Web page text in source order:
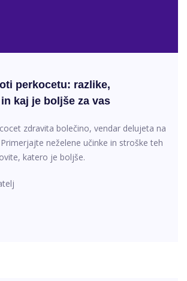
perkocetu: razlike,
kaj je boljše za vas
zdravita bolečino, vendar delujeta na
neželene učinke in stroške teh
katero je boljše.